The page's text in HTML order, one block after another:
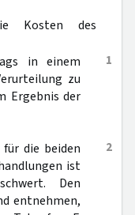
Kosten des
1
in einem
zu
Ergebnis der
2
die beiden
ist
Den
entnehmen,